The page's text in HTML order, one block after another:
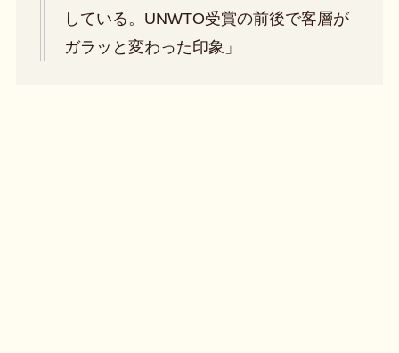
している。UNWTO受賞の前後で客層が
ガラッと変わった印象」